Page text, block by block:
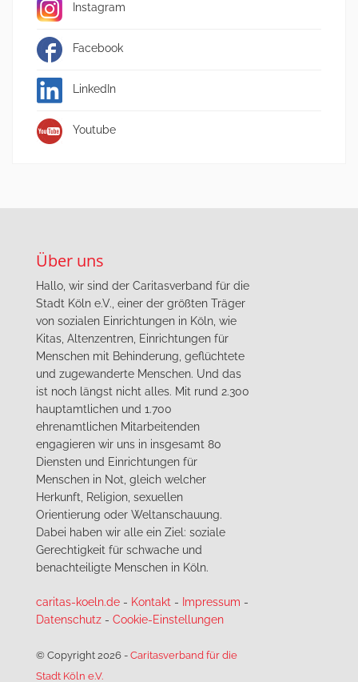
Instagram
Facebook
LinkedIn
Youtube
Über uns
Hallo, wir sind der Caritasverband für die
Stadt Köln e.V., einer der größten Träger
von sozialen Einrichtungen in Köln, wie
Kitas, Altenzentren, Einrichtungen für
Menschen mit Behinderung, geflüchtete
und zugewanderte Menschen. Und das
ist noch längst nicht alles. Mit rund 2.300
hauptamtlichen und 1.700
ehrenamtlichen Mitarbeitenden
engagieren wir uns in insgesamt 80
Diensten und Einrichtungen für
Menschen in Not, gleich welcher
Herkunft, Religion, sexuellen
Orientierung oder Weltanschauung.
Dabei haben wir alle ein Ziel: soziale
Gerechtigkeit für schwache und
benachteiligte Menschen in Köln.
caritas-koeln.de- Kontakt- Impressum -
Datenschutz- Cookie-Einstellungen
© Copyright 2026 - Caritasverband für die
Stadt Köln e.V.